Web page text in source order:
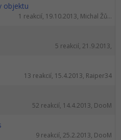
objektu
1 reakcií, 19.10.2013, Michal Žů...
5 reakcií, 21.9.2013,
13 reakcií, 15.4.2013, Raiper34
52 reakcií, 14.4.2013, DooM
9 reakcií, 25.2.2013, DooM